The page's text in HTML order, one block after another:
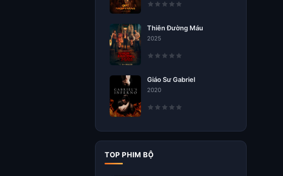
Thiên Đường Máu
2025
Giáo Sư Gabriel
2020
TOP PHIM BỘ